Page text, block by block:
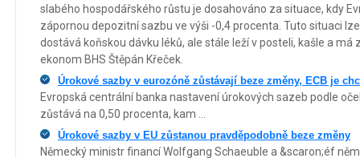
slabého hospodářského růstu je dosahováno za situace, kdy
zápornou depozitní sazbu ve výši -0,4 procenta. Tuto situaci
dostává koňskou dávku léků, ale stále leží v posteli, kašle a má
ekonom BHS Štěpán Křeček.
Úrokové sazby v eurozóně zůstávají beze změny, ECB je
Evropská centrální banka nastavení úrokových sazeb podle
zůstává na 0,50 procenta, kam ...
Úrokové sazby v EU zůstanou pravděpodobně beze změny
Německý ministr financí Wolfgang Schaeuble a &scaron;éf